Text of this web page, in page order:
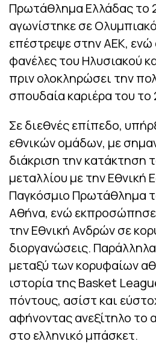
Πρωτάθλημα Ελλάδας το
αγωνίστηκε σε
επέστρεψε στην ΑΕΚ, ενώ
φανέλες του Ηλυσιακού
πριν ολοκληρώσει την
σπουδαία καριέρα του το
Σε διεθνές επίπεδο,
εθνικών ομάδων, με
διάκριση την κατάκτηση
μεταλλίου με την Εθνική
Παγκόσμιο Πρωτάθλημα
Αθήνα, ενώ εκπροσώπησε
την Εθνική Ανδρών σε
διοργανώσεις.
μεταξύ των κορυφαίων
ιστορία της Basket
πόντους, ασίστ και
αφήνοντας ανεξίτηλο
στο ελληνικό μπάσκετ.